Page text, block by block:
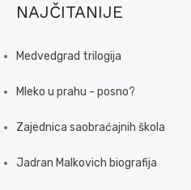
NAJČITANIJE
Medvedgrad trilogija
Mleko u prahu - posno?
Zajednica saobraćajnih škola
Jadran Malkovich biografija